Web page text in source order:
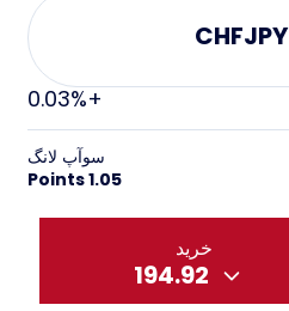
CHFJPY
+0.03%
سوآپ لانگ
1.05 Points
خرید
194.92